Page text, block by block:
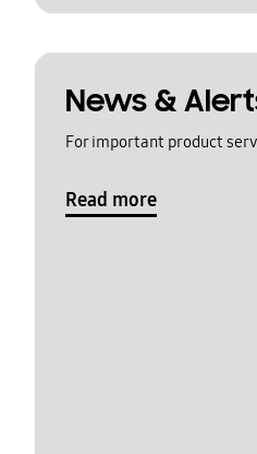
News &
For important product
Read more